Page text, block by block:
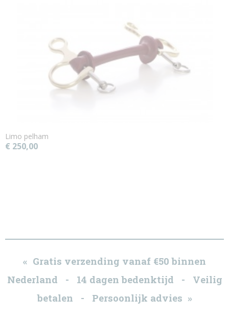
Limo pelham
€ 250,00
« Gratis verzending vanaf €50 binnen
Nederland - 14 dagen bedenktijd - Veilig
betalen - Persoonlijk advies »